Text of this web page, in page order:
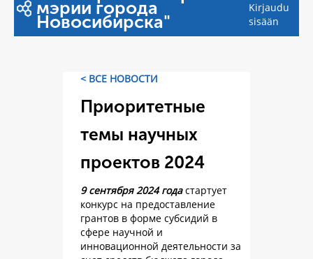
мэрии города
Новосибирска"
Kirjaudu
sisään
< ВСЕ НОВОСТИ
Приоритетные
темы научных
проектов 2024
9 сентября 2024 годастартует
конкурс на предоставление
грантов в форме субсидий в
сфере научной и
инновационной деятельности за